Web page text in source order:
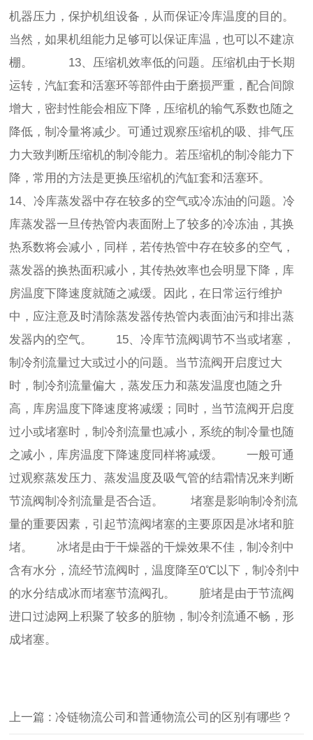
机器压力，保护机组设备，从而保证冷库温度的目的。
当然，如果机组能力足够可以保证库温，也可以不建凉
棚。 13、压缩机效率低的问题。压缩机由于长期
运转，汽缸套和活塞环等部件由于磨损严重，配合间隙
增大，密封性能会相应下降，压缩机的输气系数也随之
降低，制冷量将减少。可通过观察压缩机的吸、排气压
力大致判断压缩机的制冷能力。若压缩机的制冷能力下
降，常用的方法是更换压缩机的汽缸套和活塞环。
14、冷库蒸发器中存在较多的空气或冷冻油的问题。冷
库蒸发器一旦传热管内表面附上了较多的冷冻油，其换
热系数将会减小，同样，若传热管中存在较多的空气，
蒸发器的换热面积减小，其传热效率也会明显下降，库
房温度下降速度就随之减缓。因此，在日常运行维护
中，应注意及时清除蒸发器传热管内表面油污和排出蒸
发器内的空气。 15、冷库节流阀调节不当或堵塞，
制冷剂流量过大或过小的问题。当节流阀开启度过大
时，制冷剂流量偏大，蒸发压力和蒸发温度也随之升
高，库房温度下降速度将减缓；同时，当节流阀开启度
过小或堵塞时，制冷剂流量也减小，系统的制冷量也随
之减小，库房温度下降速度同样将减缓。 一般可通
过观察蒸发压力、蒸发温度及吸气管的结霜情况来判断
节流阀制冷剂流量是否合适。 堵塞是影响制冷剂流
量的重要因素，引起节流阀堵塞的主要原因是冰堵和脏
堵。 冰堵是由于干燥器的干燥效果不佳，制冷剂中
含有水分，流经节流阀时，温度降至0℃以下，制冷剂中
的水分结成冰而堵塞节流阀孔。 脏堵是由于节流阀
进口过滤网上积聚了较多的脏物，制冷剂流通不畅，形
成堵塞。
上一篇 : 冷链物流公司和普通物流公司的区别有哪些？